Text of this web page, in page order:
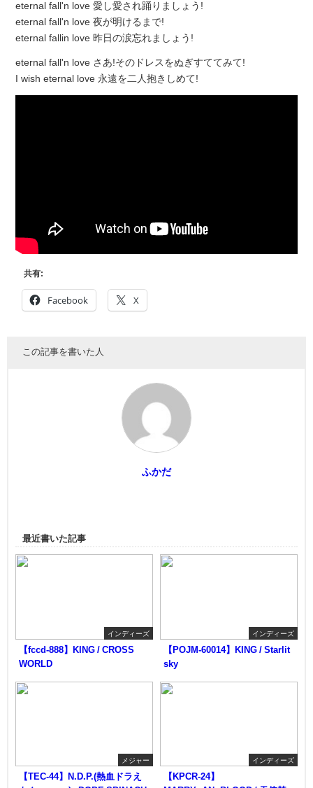
eternal fall'n love 愛し愛され踊りましょう!
eternal fall'n love 夜が明けるまで!
eternal fallin love 昨日の涙忘れましょう!
eternal fall'n love さあ!そのドレスをぬぎすててみて!
I wish eternal love 永遠を二人抱きしめて!
共有:
Facebook X
この記事を書いた人
ふかだ
最近書いた記事
インディーズ
【fccd-888】KING / CROSS
WORLD
インディーズ
【POJM-60014】KING / Starlit
sky
メジャー
【TEC-44】N.D.P.(熱血ドラえ
インディーズ
【KPCR-24】